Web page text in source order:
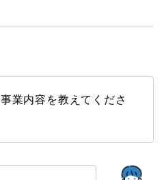
業内容を教えてくださ